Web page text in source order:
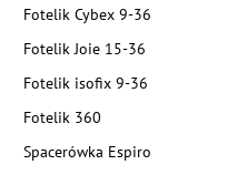
Fotelik Cybex 9-36
Fotelik Joie 15-36
Fotelik isofix 9-36
Fotelik 360
Spacerówka Espiro